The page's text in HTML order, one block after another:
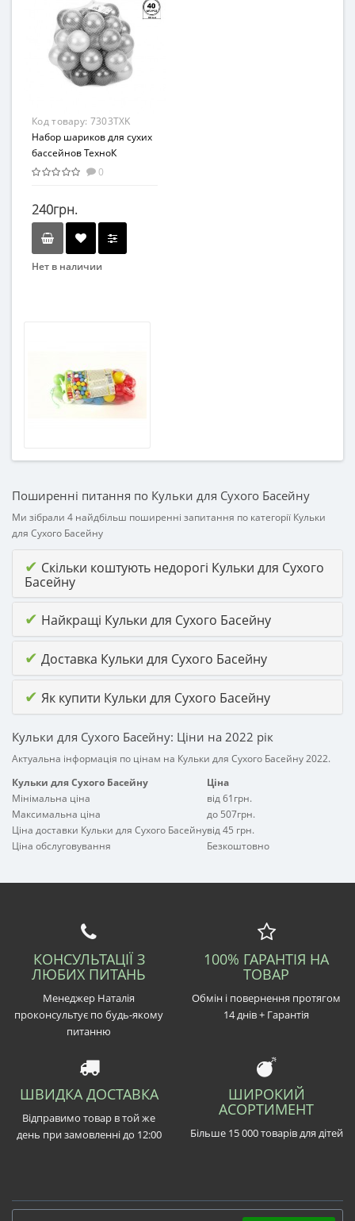
Возраст
От 2-х лет
Возрастная группа
Пластик
Код товару: 7303TXK
Набор шариков для сухих
бассейнов ТехноК
7303TXK, 80 мм 40 шт в
0
240грн.
Нет в наличии
От 2-х лет
Возрастная группа
Пластик
Поширенні питання по Кульки для Сухого Басейну
Ми зібрали 4 найдбільш поширенні запитання по категорії Кульки
для Сухого Басейну
✔ Скільки коштують недорогі Кульки для Сухого
Басейну
✔ Найкращі Кульки для Сухого Басейну
✔ Доставка Кульки для Сухого Басейну
✔ Як купити Кульки для Сухого Басейну
Кульки для Сухого Басейну: Ціни на 2022 рік
Актуальна інформація по цінам на Кульки для Сухого Басейну 2022.
Кульки для Сухого Басейну
Ціна
Мінімальна ціна
від 61грн.
Максимальна ціна
до 507грн.
Ціна доставки Кульки для Сухого Басейнувід 45 грн.
Ціна обслуговування
Безкоштовно
КОНСУЛЬТАЦІЇ З
ЛЮБИХ ПИТАНЬ
Менеджер Наталія
проконсультує по будь-якому
питанню
100% ГАРАНТІЯ НА
ТОВАР
Обмін і повернення протягом
14 днів + Гарантія
ШВИДКА ДОСТАВКА
Відправимо товар в той же
день при замовленні до 12:00
ШИРОКИЙ
АСОРТИМЕНТ
Більше 15 000 товарів для дітей